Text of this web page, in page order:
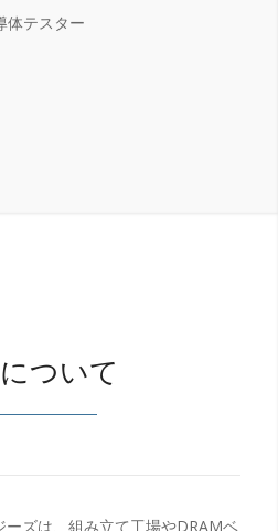
体テスター
ついて
ズは、組み立て工場やDRAMベ